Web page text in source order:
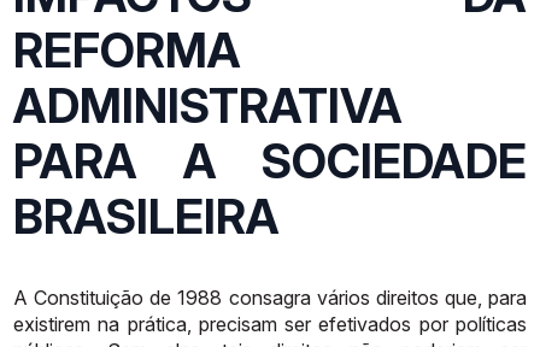
REFORMA
ADMINISTRATIVA
PARA A SOCIEDADE
BRASILEIRA
A Constituição de 1988 consagra vários direitos que, para
existirem na prática, precisam ser efetivados por políticas